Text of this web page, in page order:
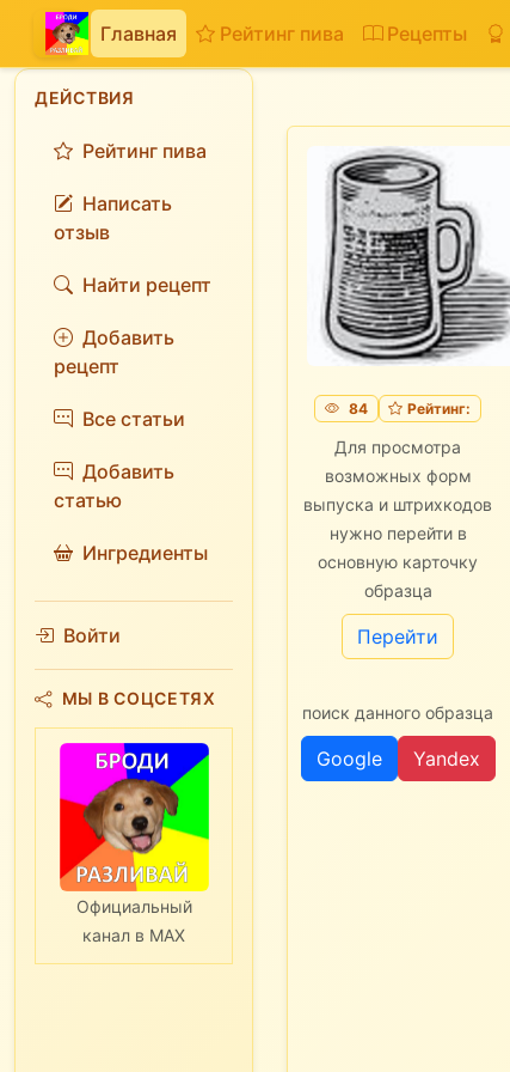
Главная Рейтинг пива Рецепты
ДЕЙСТВИЯ
Рейтинг пива
Написать
отзыв
Найти рецепт
Добавить
рецепт
Все статьи
Добавить
статью
Ингредиенты
Войти
МЫ В СОЦСЕТЯХ
Официальный
канал в MAX
84 Рейтинг:
Для просмотра
возможных форм
выпуска и штрихкодов
нужно перейти в
основную карточку
образца
Перейти
поиск данного образца
Google Yandex